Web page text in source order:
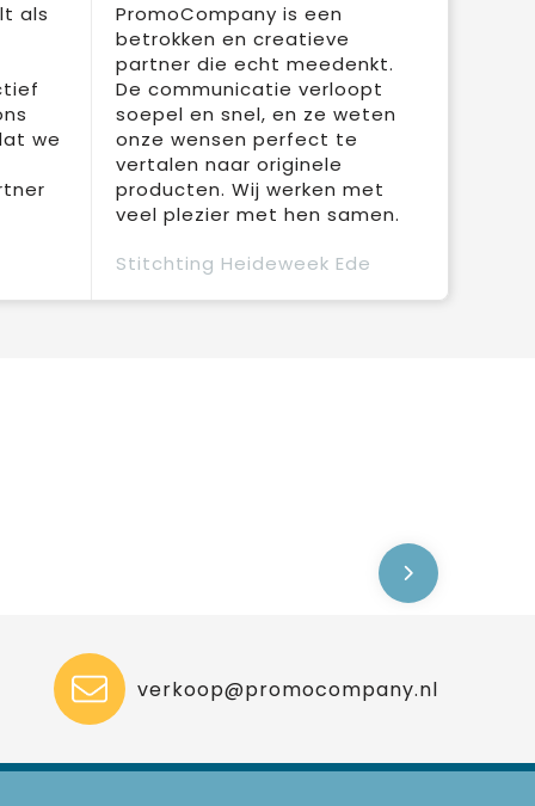
als
we
PromoCompany is een
betrokken en creatieve
partner die echt meedenkt.
De communicatie verloopt
soepel en snel, en ze weten
onze wensen perfect te
vertalen naar originele
producten. Wij werken met
veel plezier met hen samen.
Stitchting Heideweek Ede
verkoop@promocompany.nl